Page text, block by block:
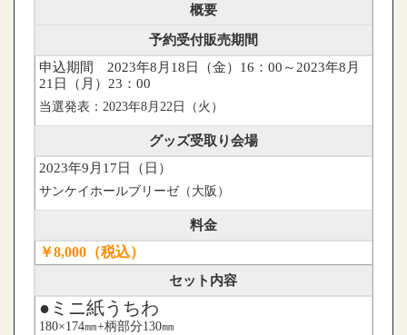
概要
予約受付販売期間
申込期間 2023年8月18日（金）16：00～2023年8月
21日（月）23：00
当選発表：2023年8月22日（火）
グッズ受取り会場
2023年9月17日（日）
サンケイホールブリーゼ（大阪）
料金
￥8,000（税込）
セット内容
●ミニ紙うちわ
180×174㎜+柄部分130㎜